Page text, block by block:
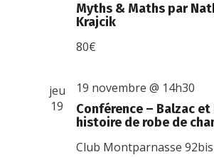
Myths & Maths par
Krajcik
80€
jeu
19
Conférence – Balzac et
histoire de robe de
19 novembre @ 14h30
Club Montparnasse